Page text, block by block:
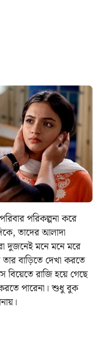
পরিকল্পনা করে
তাদের আলাদা
দুজনেই মনে মনে মরে
বাড়িতে দেখা করতে
রাজি হয়ে গেছে
পারেনা। শুধু বুক